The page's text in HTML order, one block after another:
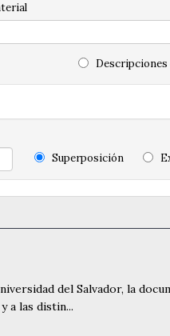
Superposición
del Salvador, la
a las distin...